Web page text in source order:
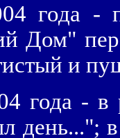
года -
Дом"
и
года - в
день...";